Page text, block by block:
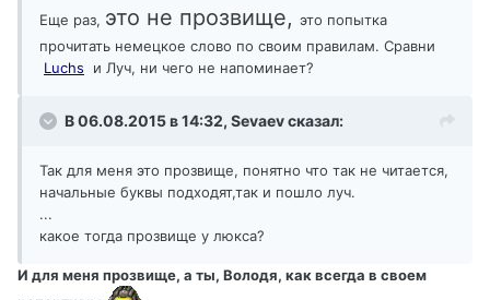
Еще раз, это не прозвище, это попытка
прочитать немецкое слово по своим правилам. Сравни
Luchs и Луч, ни чего не напоминает?
В 06.08.2015 в 14:32, Sevaevсказал:
Так для меня это прозвище, понятно что так не читается,
начальные буквы подходят,так и пошло луч.
...
какое тогда прозвище у люкса?
И для меня прозвище, а ты, Володя, как всегда в своем